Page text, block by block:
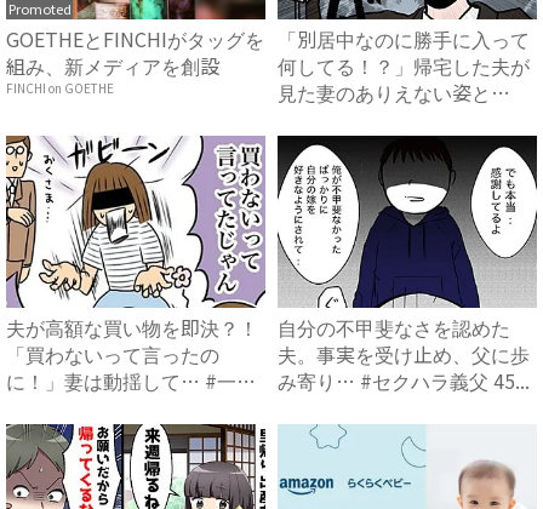
Promoted
GOETHEとFINCHIがタッグを
組み、新メディアを創設
FINCHI on GOETHE
「別居中なのに勝手に入って
何してる！？」帰宅した夫が
見た妻のありえない姿と
夫が高額な買い物を即決？！
「買わないって言ったの
に！」妻は動揺して… #一軒
自分の不甲斐なさを認めた
夫。事実を受け止め、父に歩
み寄り… #セクハラ義父 45...